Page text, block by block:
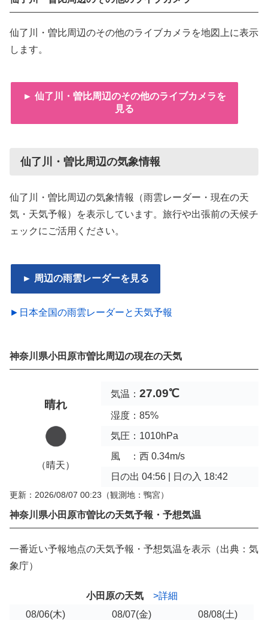
仙了川・曽比周辺のその他のライブカメラを地図上に表示
します。
► 仙了川・曽比周辺のその他のライブカメラを
見る
仙了川・曽比周辺の気象情報
仙了川・曽比周辺の気象情報（雨雲レーダー・現在の天
気・天気予報）を表示しています。旅行や出張前の天候チ
ェックにご活用ください。
► 周辺の雨雲レーダーを見る
►日本全国の雨雲レーダーと天気予報
神奈川県小田原市曽比周辺の現在の天気
晴れ
（晴天）
気温： 27.09℃
湿度：85%
気圧：1010hPa
風 ：西 0.34m/s
日の出 04:56 | 日の入 18:42
更新：2026/08/07 00:23 （観測地：鴨宮）
神奈川県小田原市曽比の天気予報・予想気温
一番近い予報地点の天気予報・予想気温を表示（出典：気
象庁）
小田原の天気
>詳細
08/06(木) 08/07(金) 08/08(土)